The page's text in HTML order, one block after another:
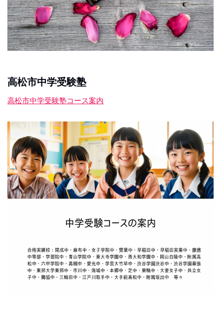
高松市中学受験塾
高松市中学受験塾コース案内